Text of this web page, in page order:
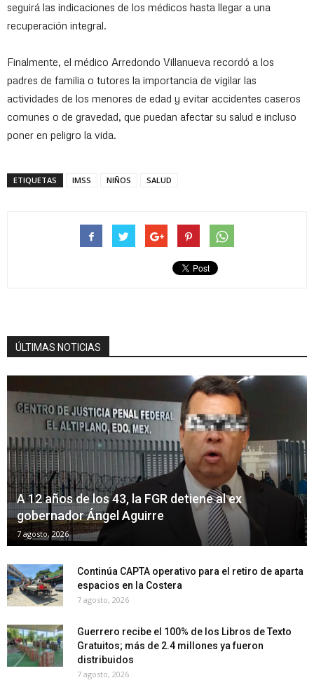
seguirá las indicaciones de los médicos hasta llegar a una
recuperación integral.
Finalmente, el médico Arredondo Villanueva recordó a los
padres de familia o tutores la importancia de vigilar las
actividades de los menores de edad y evitar accidentes caseros
comunes o de gravedad, que puedan afectar su salud e incluso
poner en peligro la vida.
ETIQUETAS IMSS NIÑOS SALUD
ÚLTIMAS NOTICIAS
A 12 años de los 43, la FGR detiene al ex
gobernador Ángel Aguirre
7 agosto, 2026
Continúa CAPTA operativo para el retiro de aparta
espacios en la Costera
7 agosto, 2026
Guerrero recibe el 100% de los Libros de Texto
Gratuitos; más de 2.4 millones ya fueron
distribuidos
7 agosto, 2026